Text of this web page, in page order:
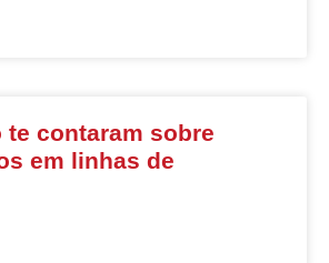
te contaram sobre
em linhas de